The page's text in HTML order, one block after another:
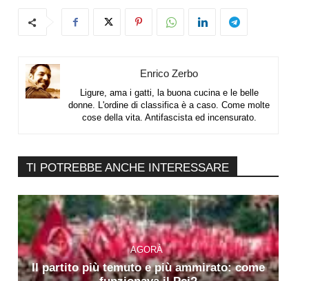
Enrico Zerbo
Ligure, ama i gatti, la buona cucina e le belle
donne. L'ordine di classifica è a caso. Come molte
cose della vita. Antifascista ed incensurato.
TI POTREBBE ANCHE INTERESSARE
AGORÀ
Il partito più temuto e più ammirato: come